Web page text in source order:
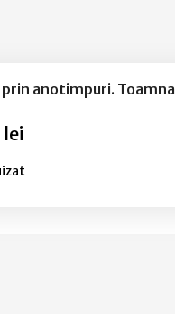
prin anotimpuri. Toamna